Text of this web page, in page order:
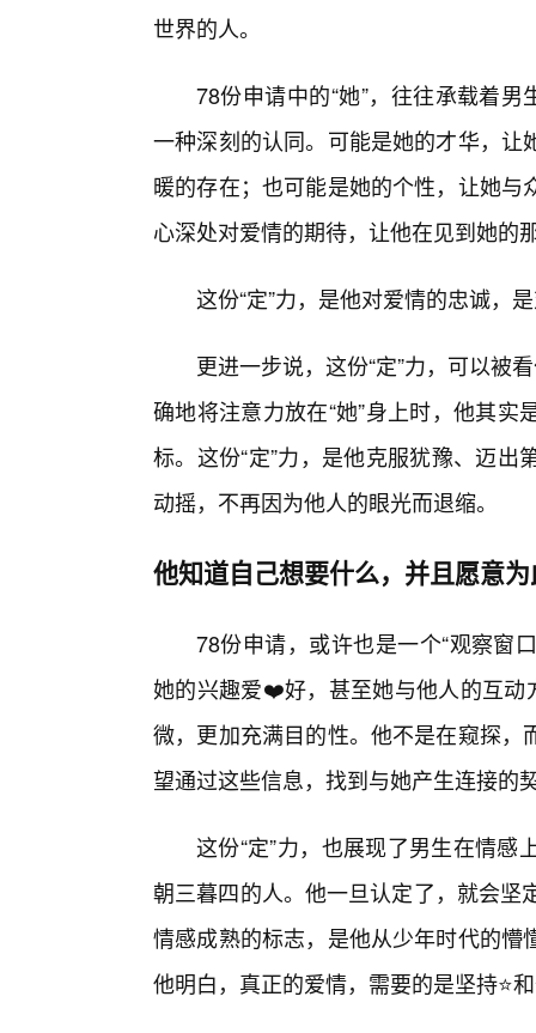
世界的人。
78份申请中的“她”，往往承载着
一种深刻的认同。可能是她的才华，
暖的存在；也可能是她的个性，让她
心深处对爱情的期待，让他在见到她的
这份“定”力，是他对爱情的忠诚，
更进一步说，这份“定”力，可以被
确地将注意力放在“她”身上时，他其
标。这份“定”力，是他克服犹豫、迈
动摇，不再因为他人的眼光而退缩。
他知道自己想要什么，并且愿意
78份申请，或许也是一个“观察窗
她的兴趣爱❤️好，甚至她与他人的互动
微，更加充满目的性。他不是在窥探
望通过这些信息，找到与她产生连接的
这份“定”力，也展现了男生在情
朝三暮四的人。他一旦认定了，就会
情感成熟的标志，是他从少年时代的
他明白，真正的爱情，需要的是坚持⭐